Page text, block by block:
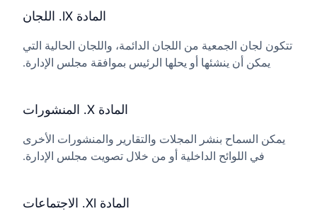
المادة IX. اللجان
تتكون لجان الجمعية من اللجان الدائمة، واللجان الحالية التي
يمكن أن ينشئها أو يحلها الرئيس بموافقة مجلس الإدارة.
المادة X. المنشورات
يمكن السماح بنشر المجلات والتقارير والمنشورات الأخرى
في اللوائح الداخلية أو من خلال تصويت مجلس الإدارة.
المادة XI. الاجتماعات